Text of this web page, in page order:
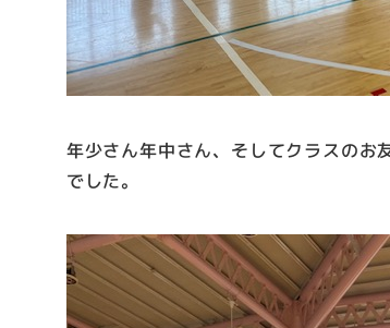
年少さん年中さん、そしてクラスのお
でした。